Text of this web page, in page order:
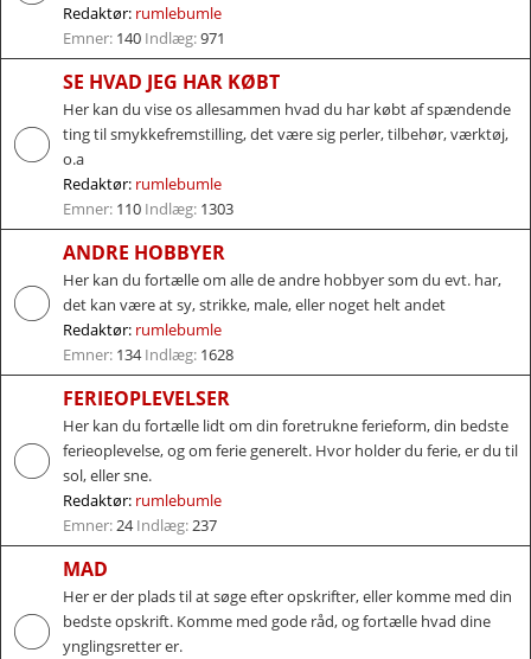
Redaktør: rumlebumle
Emner: 140 Indlæg:971
SE HVAD JEG HAR KØBT
Her kan du vise os allesammen hvad du har købt af spændende
ting til smykkefremstilling, det være sig perler, tilbehør, værktøj,
o.a
Redaktør: rumlebumle
Emner: 110 Indlæg: 1303
ANDRE HOBBYER
Her kan du fortælle om alle de andre hobbyer som du evt. har,
det kan være at sy, strikke, male, eller noget helt andet
Redaktør: rumlebumle
Emner: 134Indlæg: 1628
FERIEOPLEVELSER
Her kan du fortælle lidt om din foretrukne ferieform, din bedste
ferieoplevelse, og om ferie generelt. Hvor holder du ferie, er du til
sol, eller sne.
Redaktør: rumlebumle
Emner:24Indlæg:237
MAD
Her er der plads til at søge efter opskrifter, eller komme med din
bedste opskrift. Komme med gode råd, og fortælle hvad dine
ynglingsretter er.